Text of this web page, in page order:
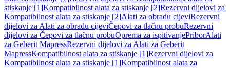
stiskanje [1]Kompatibilnost alata za stiskanje [2]Rezervni dijelovi za
Kompatibilnost alata za stiskanje [2]Alati za obradu cijeviRezervni
dijelovi za Alati za obradu cijeviČepovi za tlačnu probuRezervni
dijelovi za Čepovi za tlačnu probuOprema za ispitivanjePriborAlati
za Geberit MapressRezervni dijelovi za Alati za Geberit
MapressKompatibilnost alata za stiskanje [1]Rezervni dijelovi za
Kompatibilnost alata za stiskanje [1]Kompatibilnost alata za